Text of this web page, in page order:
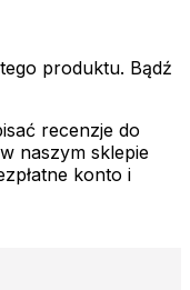
produktu. Bądź
recenzje do
naszym sklepie
konto i